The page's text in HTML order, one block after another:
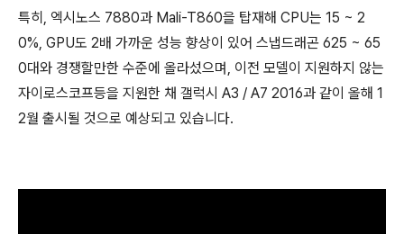
특히, 엑시노스 7880과 Mali-T860을 탑재해 CPU는 15 ~ 2
0%, GPU도 2배 가까운 성능 향상이 있어 스냅드래곤 625 ~ 65
0대와 경쟁할만한 수준에 올라섰으며, 이전 모델이 지원하지 않는
자이로스코프등을 지원한 채 갤럭시 A3 / A7 2016과 같이 올해 1
2월 출시될 것으로 예상되고 있습니다.